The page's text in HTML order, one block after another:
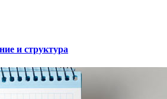
и структура